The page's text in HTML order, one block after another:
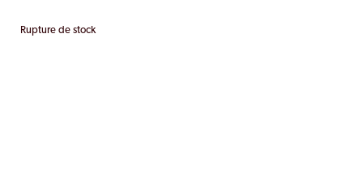
Rupture de stock